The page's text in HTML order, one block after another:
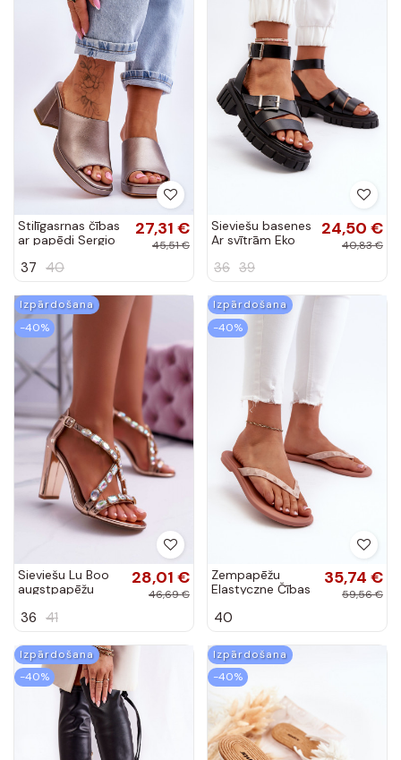
Stilīgasrnas čības
ar papēdi Sergio
27,31 €
45,51 €
37 40
Sieviešu basenes
Ar svītrām Eko
Eladira
24,50 €
40,83 €
36 39
Izpārdošana
-40%
Sieviešu Lu Boo
augstpapēžu
zeltu Vernee
28,01 €
46,69 €
36 41
Izpārdošana
-40%
Zempapēžu
Elastyczne Čības
iešļūcenes Rozā
35,74 €
59,56 €
40
Izpārdošana
-40%
Izpārdošana
-40%